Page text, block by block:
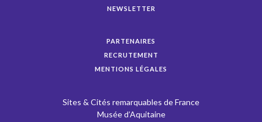
NEWSLETTER
PARTENAIRES
RECRUTEMENT
MENTIONS LÉGALES
Sites & Cités remarquables de France
Musée d’Aquitaine